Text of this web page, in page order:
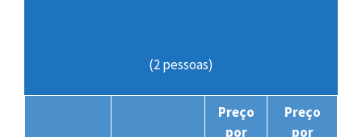
(2 pessoas)
Preço
por
Preço
por